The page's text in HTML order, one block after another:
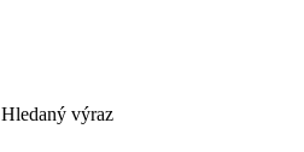
Hledaný výraz